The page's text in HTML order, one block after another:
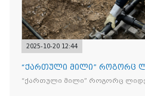
2025-10-20 12:44
“ქართული მილი” როგორც
“ქართული მილი” როგორც